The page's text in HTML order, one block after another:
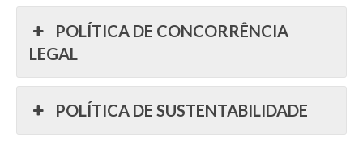
POLÍTICA DE CONCORRÊNCIA
LEGAL
POLÍTICA DE SUSTENTABILIDADE